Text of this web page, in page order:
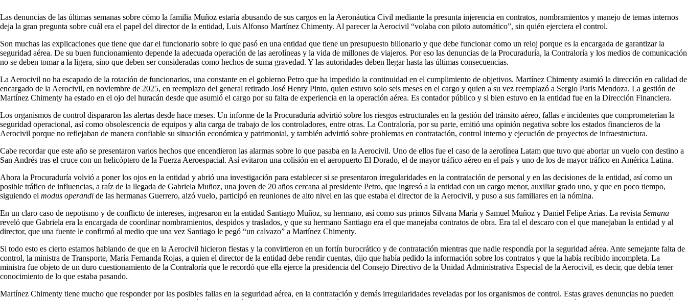
Las denuncias de las últimas semanas sobre cómo la familia Muñoz estaría abusando de sus cargos en la Aeronáutica Civil mediante la presunta injerencia en contratos, nombramientos y manejo de temas internos
deja la gran pregunta sobre cuál era el papel del director de la entidad, Luis Alfonso Martínez Chimenty. Al parecer la Aerocivil “volaba con piloto automático”, sin quién ejerciera el control.
Son muchas las explicaciones que tiene que dar el funcionario sobre lo que pasó en una entidad que tiene un presupuesto billonario y que debe funcionar como un reloj porque es la encargada de garantizar la
seguridad aérea. De su buen funcionamiento depende la adecuada operación de las aerolíneas y la vida de millones de viajeros. Por eso las denuncias de la Procuraduría, la Contraloría y los medios de comunicación
no se deben tomar a la ligera, sino que deben ser consideradas como hechos de suma gravedad. Y las autoridades deben llegar hasta las últimas consecuencias.
La Aerocivil no ha escapado de la rotación de funcionarios, una constante en el gobierno Petro que ha impedido la continuidad en el cumplimiento de objetivos. Martínez Chimenty asumió la dirección en calidad de
encargado de la Aerocivil, en noviembre de 2025, en reemplazo del general retirado José Henry Pinto, quien estuvo solo seis meses en el cargo y quien a su vez reemplazó a Sergio Paris Mendoza. La gestión de
Martínez Chimenty ha estado en el ojo del huracán desde que asumió el cargo por su falta de experiencia en la operación aérea. Es contador público y si bien estuvo en la entidad fue en la Dirección Financiera.
Los organismos de control dispararon las alertas desde hace meses. Un informe de la Procuraduría advirtió sobre los riesgos estructurales en la gestión del tránsito aéreo, fallas e incidentes que comprometerían la
seguridad operacional, así como obsolescencia de equipos y alta carga de trabajo de los controladores, entre otras. La Contraloría, por su parte, emitió una opinión negativa sobre los estados financieros de la
Aerocivil porque no reflejaban de manera confiable su situación económica y patrimonial, y también advirtió sobre problemas en contratación, control interno y ejecución de proyectos de infraestructura.
Cabe recordar que este año se presentaron varios hechos que encendieron las alarmas sobre lo que pasaba en la Aerocivil. Uno de ellos fue el caso de la aerolínea Latam que tuvo que abortar un vuelo con destino a
San Andrés tras el cruce con un helicóptero de la Fuerza Aeroespacial. Así evitaron una colisión en el aeropuerto El Dorado, el de mayor tráfico aéreo en el país y uno de los de mayor tráfico en América Latina.
Ahora la Procuraduría volvió a poner los ojos en la entidad y abrió una investigación para establecer si se presentaron irregularidades en la contratación de personal y en las decisiones de la entidad, así como un
posible tráfico de influencias, a raíz de la llegada de Gabriela Muñoz, una joven de 20 años cercana al presidente Petro, que ingresó a la entidad con un cargo menor, auxiliar grado uno, y que en poco tiempo,
siguiendo el modus operandi de las hermanas Guerrero, alzó vuelo, participó en reuniones de alto nivel en las que estaba el director de la Aerocivil, y puso a sus familiares en la nómina.
En un claro caso de nepotismo y de conflicto de intereses, ingresaron en la entidad Santiago Muñoz, su hermano, así como sus primos Silvana María y Samuel Muñoz y Daniel Felipe Arias. La revista Semana
reveló que Gabriela era la encargada de coordinar nombramientos, despidos y traslados, y que su hermano Santiago era el que manejaba contratos de obra. Era tal el descaro con el que manejaban la entidad y al
director, que una fuente le confirmó al medio que una vez Santiago le pegó “un calvazo” a Martínez Chimenty.
Si todo esto es cierto estamos hablando de que en la Aerocivil hicieron fiestas y la convirtieron en un fortín burocrático y de contratación mientras que nadie respondía por la seguridad aérea. Ante semejante falta de
control, la ministra de Transporte, María Fernanda Rojas, a quien el director de la entidad debe rendir cuentas, dijo que había pedido la información sobre los contratos y que la había recibido incompleta. La
ministra fue objeto de un duro cuestionamiento de la Contraloría que le recordó que ella ejerce la presidencia del Consejo Directivo de la Unidad Administrativa Especial de la Aerocivil, es decir, que debía tener
conocimiento de lo que estaba pasando.
Martínez Chimenty tiene mucho que responder por las posibles fallas en la seguridad aérea, en la contratación y demás irregularidades reveladas por los organismos de control. Estas graves denuncias no pueden